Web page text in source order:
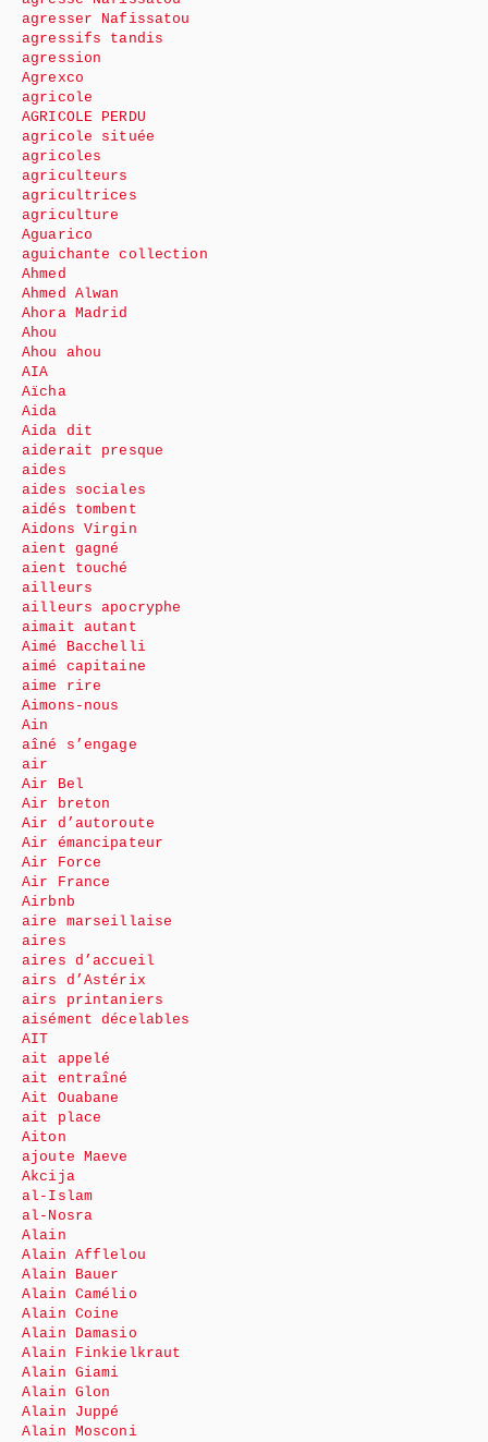
agresser Nafissatou
agressifs tandis
agression
Agrexco
agricole
AGRICOLE PERDU
agricole située
agricoles
agriculteurs
agricultrices
agriculture
Aguarico
aguichante collection
Ahmed
Ahmed Alwan
Ahora Madrid
Ahou
Ahou ahou
AIA
Aïcha
Aida
Aida dit
aiderait presque
aides
aides sociales
aidés tombent
Aidons Virgin
aient gagné
aient touché
ailleurs
ailleurs apocryphe
aimait autant
Aimé Bacchelli
aimé capitaine
aime rire
Aimons-nous
Ain
aîné s’engage
air
Air Bel
Air breton
Air d’autoroute
Air émancipateur
Air Force
Air France
Airbnb
aire marseillaise
aires
aires d’accueil
airs d’Astérix
airs printaniers
aisément décelables
AIT
ait appelé
ait entraîné
Ait Ouabane
ait place
Aiton
ajoute Maeve
Akcija
al-Islam
al-Nosra
Alain
Alain Afflelou
Alain Bauer
Alain Camélio
Alain Coine
Alain Damasio
Alain Finkielkraut
Alain Giami
Alain Glon
Alain Juppé
Alain Mosconi